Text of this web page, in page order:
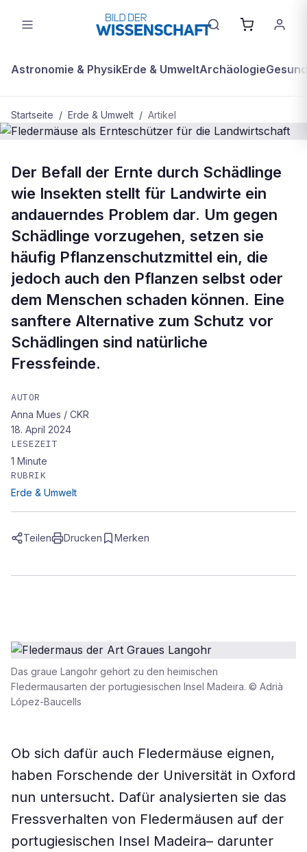
Astronomie & PhysikErde & UmweltArchäologie
Startseite / Erde & Umwelt / Artikel
Fledermäuse als Ernteschützer für
die Landwirtschaft
Der Befall der Ernte durch Schädlinge
wie Insekten stellt für Landwirte ein
andauerndes Problem dar. Um gegen
Schädlinge vorzugehen, setzen sie
häufig Pflanzenschutzmittel ein, die
jedoch auch den Pflanzen selbst oder
dem Menschen schaden können. Eine
sanftere Alternative zum Schutz vor
Schädlingen sind natürliche
Fressfeinde.
AUTOR
Anna Mues / CKR
18. April 2024
LESEZEIT
1 Minute
RUBRIK
Erde & Umwelt
Teilen Drucken Merken
Das graue Langohr gehört zu den heimischen
Fledermausarten der portugiesischen Insel Madeira. © Adrià
López-Baucells
Ob sich dafür auch Fledermäuse eignen,
haben Forschende der Universität in Oxford
nun untersucht. Dafür analysierten sie das
Fressverhalten von Fledermäusen auf der
portugiesischen Insel Madeira– darunter